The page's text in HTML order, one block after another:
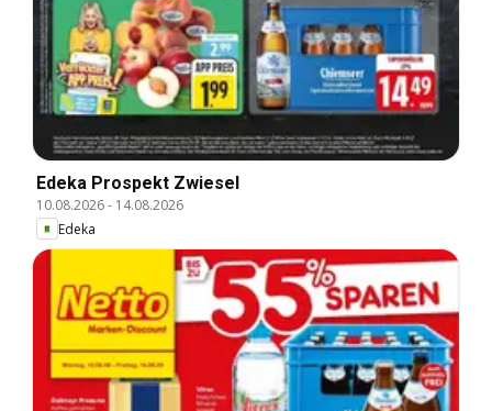
Edeka Prospekt Zwiesel
10.08.2026- 14.08.2026
Edeka